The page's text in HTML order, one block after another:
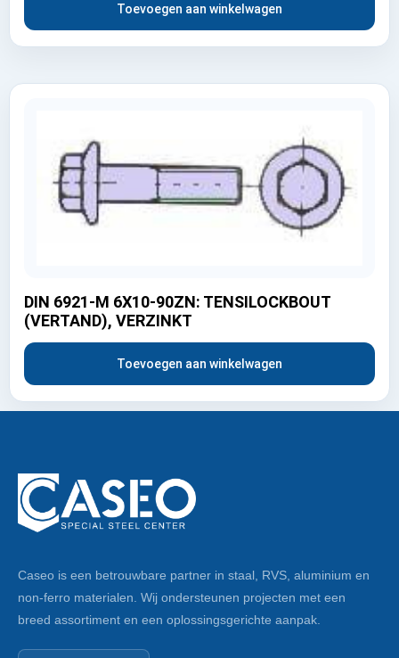
Toevoegen aan winkelwagen
DIN 6921-M 6X10-90ZN: TENSILOCKBOUT
(VERTAND), VERZINKT
Toevoegen aan winkelwagen
Caseo is een betrouwbare partner in staal, RVS, aluminium en
non-ferro materialen. Wij ondersteunen projecten met een
breed assortiment en een oplossingsgerichte aanpak.